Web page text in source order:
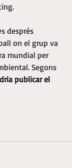
després
on el grup va
mundial per
Segons
publicar el